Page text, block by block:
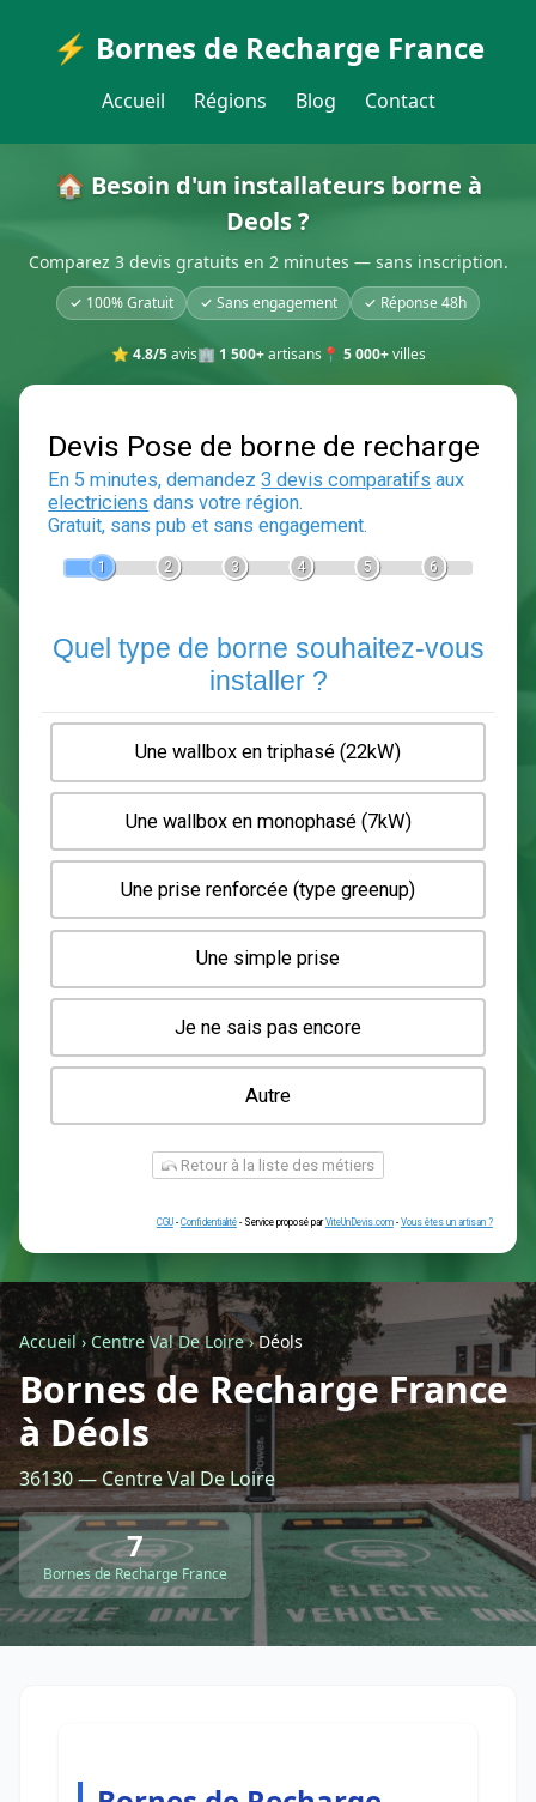
⚡ Bornes de Recharge France
Accueil Régions Blog Contact
🏠 Besoin d'un installateurs borne à
Deols ?
Comparez 3 devis gratuits en 2 minutes — sans inscription.
✓ 100% Gratuit ✓ Sans engagement ✓ Réponse 48h
⭐ 4.8/5avis🏢 1 500+artisans 📍 5 000+villes
Devis Pose de borne de
En 5 minutes, demandez3 devis comparatifs
Gratuit, sans pub et sans engagement.
2 3 6
Quel type de borne souhaitez-
installer ?
Une wallbox en triphasé (22kW)
Une wallbox en monophasé (7kW)
Une prise renforcée (type greenup)
Une simple prise
Je ne sais pas encore
Autre
Retour à la liste des métiers
CGU-Confidentialité- Service proposé parViteUnDevis.com-Vous
Accueil› Centre Val De Loire›Déols
Bornes de Recharge France
à Déols
36130 — Centre Val De Loire
7
Bornes de Recharge France